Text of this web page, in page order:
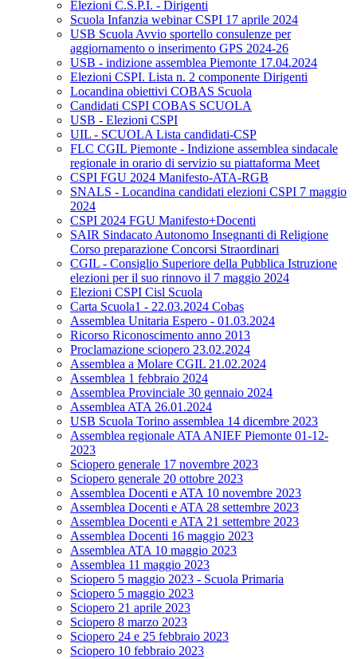
Elezioni C.S.P.I. - Dirigenti
Scuola Infanzia webinar CSPI 17 aprile 2024
USB Scuola Avvio sportello consulenze per
aggiornamento o inserimento GPS 2024-26
USB - indizione assemblea Piemonte 17.04.2024
Elezioni CSPI. Lista n. 2 componente Dirigenti
Locandina obiettivi COBAS Scuola
Candidati CSPI COBAS SCUOLA
USB - Elezioni CSPI
UIL - SCUOLA Lista candidati-CSP
FLC CGIL Piemonte - Indizione assemblea sindacale
regionale in orario di servizio su piattaforma Meet
CSPI FGU 2024 Manifesto-ATA-RGB
SNALS - Locandina candidati elezioni CSPI 7 maggio
2024
CSPI 2024 FGU Manifesto+Docenti
SAIR Sindacato Autonomo Insegnanti di Religione
Corso preparazione Concorsi Straordinari
CGIL - Consiglio Superiore della Pubblica Istruzione
elezioni per il suo rinnovo il 7 maggio 2024
Elezioni CSPI Cisl Scuola
Carta Scuola1 - 22.03.2024 Cobas
Assemblea Unitaria Espero - 01.03.2024
Ricorso Riconoscimento anno 2013
Proclamazione sciopero 23.02.2024
Assemblea a Molare CGIL 21.02.2024
Assemblea 1 febbraio 2024
Assemblea Provinciale 30 gennaio 2024
Assemblea ATA 26.01.2024
USB Scuola Torino assemblea 14 dicembre 2023
Assemblea regionale ATA ANIEF Piemonte 01-12-
2023
Sciopero generale 17 novembre 2023
Sciopero generale 20 ottobre 2023
Assemblea Docenti e ATA 10 novembre 2023
Assemblea Docenti e ATA 28 settembre 2023
Assemblea Docenti e ATA 21 settembre 2023
Assemblea Docenti 16 maggio 2023
Assemblea ATA 10 maggio 2023
Assemblea 11 maggio 2023
Sciopero 5 maggio 2023 - Scuola Primaria
Sciopero 5 maggio 2023
Sciopero 21 aprile 2023
Sciopero 8 marzo 2023
Sciopero 24 e 25 febbraio 2023
Sciopero 10 febbraio 2023